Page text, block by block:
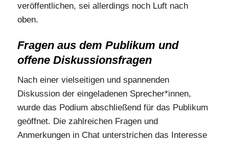
veröffentlichen, sei allerdings noch Luft nach
oben.
Fragen aus dem Publikum und
offene Diskussionsfragen
Nach einer vielseitigen und spannenden
Diskussion der eingeladenen Sprecher*innen,
wurde das Podium abschließend für das Publikum
geöffnet. Die zahlreichen Fragen und
Anmerkungen in Chat unterstrichen das Interesse